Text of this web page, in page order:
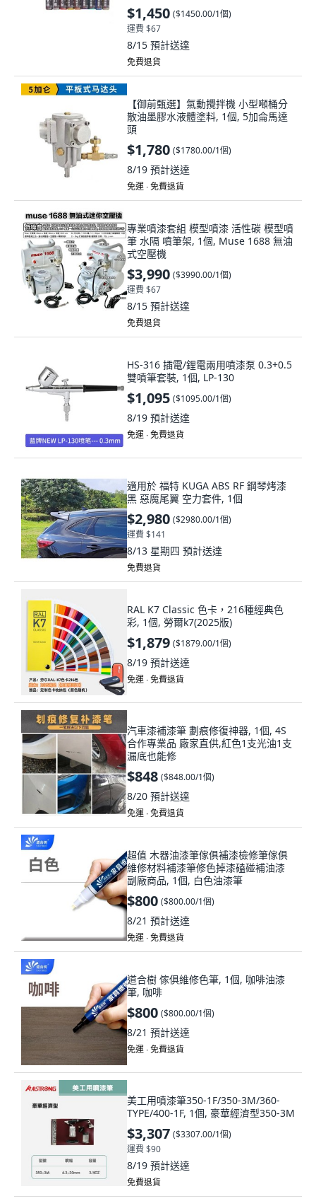
$1,450 ($1450.00/1個)
運費 $67
8/15 預計送達
免費退貨
【御前甄選】氣動攪拌機 小型噸桶分
散油墨膠水液體塗料, 1個, 5加侖馬達
頭
$1,780 ($1780.00/1個)
8/19 預計送達
免運 ∙ 免費退貨
專業噴漆套組 模型噴漆 活性碳 模型噴
筆 水隔 噴筆架, 1個, Muse 1688 無油
式空壓機
$3,990 ($3990.00/1個)
運費 $67
8/15 預計送達
免費退貨
HS-316 插電/鋰電兩用噴漆泵 0.3+0.5
雙噴筆套裝, 1個, LP-130
$1,095 ($1095.00/1個)
8/19 預計送達
免運 ∙ 免費退貨
適用於 福特 KUGA ABS RF 鋼琴烤漆
黑 惡魔尾翼 空力套件, 1個
$2,980 ($2980.00/1個)
運費 $141
8/13 星期四 預計送達
免費退貨
RAL K7 Classic 色卡，216種經典色
彩, 1個, 勞爾k7(2025版)
$1,879 ($1879.00/1個)
8/19 預計送達
免運 ∙ 免費退貨
汽車漆補漆筆 劃痕修復神器, 1個, 4S
合作專業品 廠家直供,紅色1支光油1支
漏底也能修
$848 ($848.00/1個)
8/20 預計送達
免運 ∙ 免費退貨
超值 木器油漆筆傢俱補漆檢修筆傢俱
維修材料補漆筆修色掉漆磕碰補油漆
副廠商品, 1個, 白色油漆筆
$800 ($800.00/1個)
8/21 預計送達
免運 ∙ 免費退貨
道合樹 傢俱維修色筆, 1個, 咖啡油漆
筆, 咖啡
$800 ($800.00/1個)
8/21 預計送達
免運 ∙ 免費退貨
美工用噴漆筆350-1F/350-3M/360-
TYPE/400-1F, 1個, 豪華經濟型350-3M
$3,307 ($3307.00/1個)
運費 $90
8/19 預計送達
免費退貨